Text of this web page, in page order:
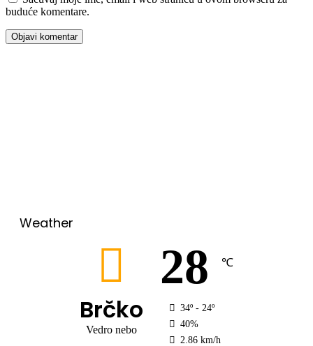
buduće komentare.
Weather
Brčko
Vedro nebo
28 ℃
34º - 24º
40%
2.86 km/h